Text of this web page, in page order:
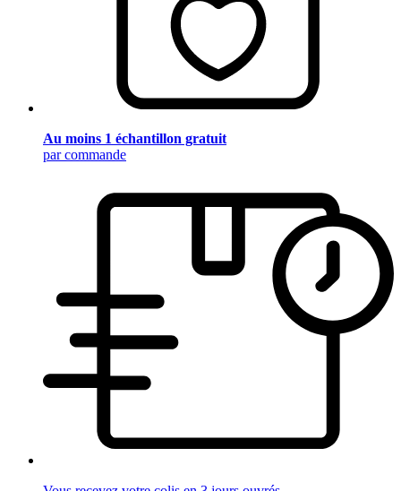
Au moins 1 échantillon gratuit
par commande